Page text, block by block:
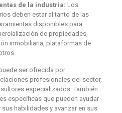
de la industria: Los
deben estar al tanto de las
disponibles para
de propiedades,
inmobiliaria, plataformas de
ser ofrecida por
profesionales del sector,
especializados. También
específicas que pueden ayudar
habilidades y avanzar en sus